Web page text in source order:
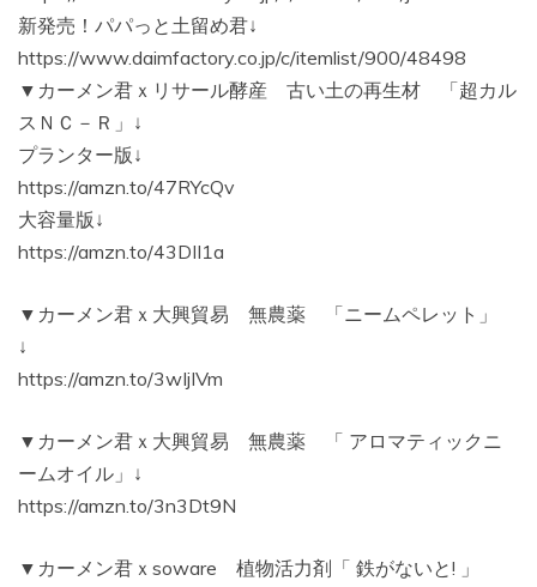
新発売！パパっと土留め君↓
https://www.daimfactory.co.jp/c/itemlist/900/48498
▼カーメン君ｘリサール酵産 古い土の再生材 「超カル
スＮＣ－Ｒ」↓
プランター版↓
https://amzn.to/47RYcQv
大容量版↓
https://amzn.to/43DII1a
▼カーメン君ｘ大興貿易 無農薬 「ニームペレット」
↓
https://amzn.to/3wIjIVm
▼カーメン君ｘ大興貿易 無農薬 「 アロマティックニ
ームオイル」↓
https://amzn.to/3n3Dt9N
▼カーメン君ｘsoware 植物活力剤「 鉄がないと! 」